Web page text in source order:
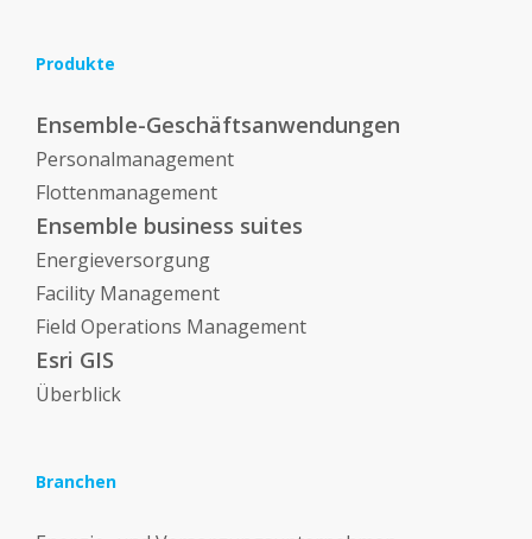
Produkte
Ensemble-Geschäftsanwendungen
Personalmanagement
Flottenmanagement
Ensemble business suites
Energieversorgung
Facility Management
Field Operations Management
Esri GIS
Überblick
Branchen